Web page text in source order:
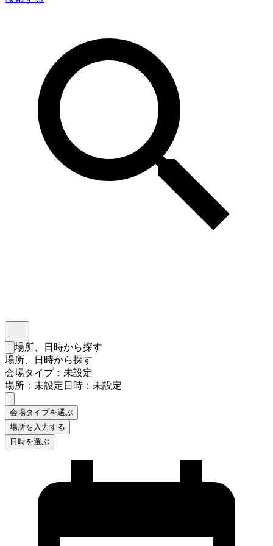
検索フォームを閉じる
場所、日時から探す
場所、日時から探す
会場タイプ：未設定
場所：未設定日時：未設定
会場タイプを選ぶ
場所を入力する
日時を選ぶ